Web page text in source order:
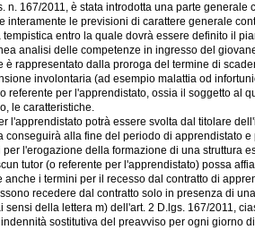
n. 167/2011, è stata introdotta una parte
interamente le previsioni di carattere generale
entro la quale dovrà essere definito il
analisi delle competenze in ingresso del
è rappresentato dalla proroga del termine di
involontaria (ad esempio malattia od
referente per l'apprendistato, ossia il soggetto
le caratteristiche.
l'apprendistato potrà essere svolta dal titolare
conseguirà alla fine del periodo di apprendistato
l'erogazione della formazione di una struttura
tutor (o referente per l'apprendistato) possa
anche i termini per il recesso dal contratto di
recedere dal contratto solo in presenza di
sensi della lettera m) dell'art. 2 D.lgs. 167/2011,
sostitutiva del preavviso per ogni giorno